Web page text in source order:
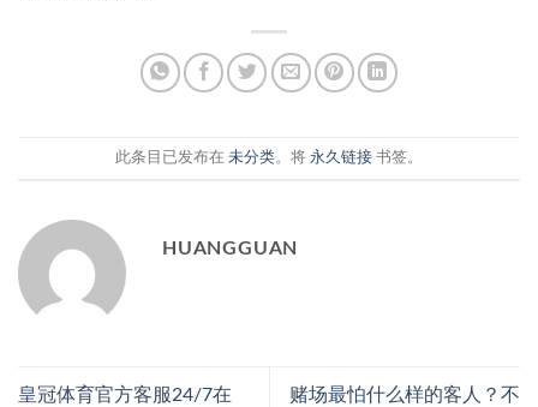
此条目已发布在 未分类。将 永久链接 书签。
HUANGGUAN
皇冠体育官方客服24/7在
赌场最怕什么样的客人？不